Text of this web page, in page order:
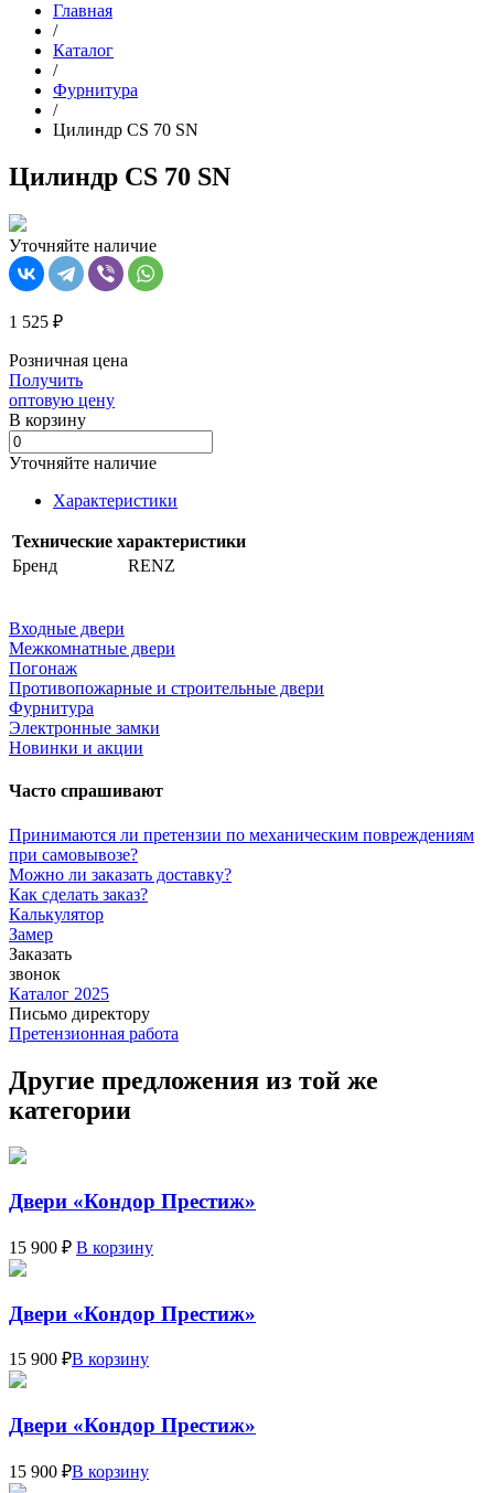
Главная
/
Каталог
/
Фурнитура
/
Цилиндр CS 70 SN
Цилиндр CS 70 SN
Уточняйте наличие
1 525 ₽
Розничная цена
Получить
оптовую цену
В корзинy
Уточняйте наличие
Характеристики
Технические характеристики
Бренд
RENZ
Входные двери
Межкомнатные двери
Погонаж
Противопожарные и строительные двери
Фурнитура
Электронные замки
Новинки и акции
Часто спрашивают
Принимаются ли претензии по механическим повреждениям
при самовывозе?
Можно ли заказать доставку?
Как сделать заказ?
Калькулятор
Замер
Заказать
звонок
Каталог 2025
Письмо директору
Претензионная работа
Другие предложения из той же
категории
Двери «Кондор Престиж»
15 900 ₽ В корзину
Двери «Кондор Престиж»
15 900 ₽В корзину
Двери «Кондор Престиж»
15 900 ₽В корзину